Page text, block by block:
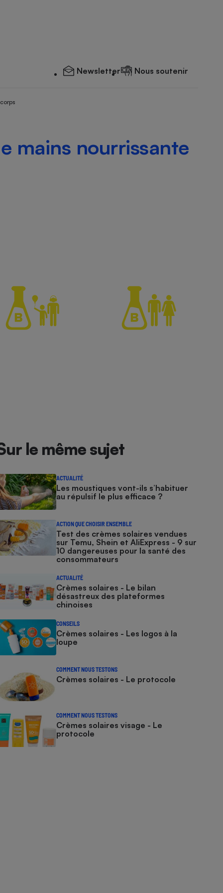
Newsletter Nous soutenir
mains nourrissante
le même sujet
ACTUALITÉ
Les moustiques vont-ils s’habituer
au répulsif le plus efficace ?
ACTION QUE CHOISIR ENSEMBLE
Test des crèmes solaires vendues
sur Temu, Shein et AliExpress - 9 sur
10 dangereuses pour la santé des
consommateurs
ACTUALITÉ
Crèmes solaires - Le bilan
désastreux des plateformes
chinoises
CONSEILS
Crèmes solaires - Les logos à la
loupe
COMMENT NOUS TESTONS
Crèmes solaires - Le protocole
COMMENT NOUS TESTONS
Crèmes solaires visage - Le
protocole